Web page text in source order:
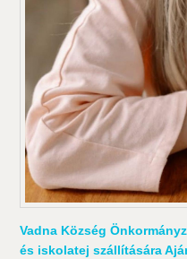
Vadna Község
és iskolatej szállítására